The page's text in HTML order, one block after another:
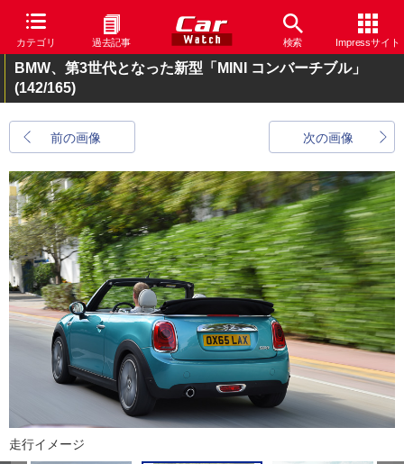
カテゴリ 過去記事 検索 Impressサイト
BMW、第3世代となった新型「MINI コンバーチブル」
(142/165)
前の画像 次の画像
走行イメージ